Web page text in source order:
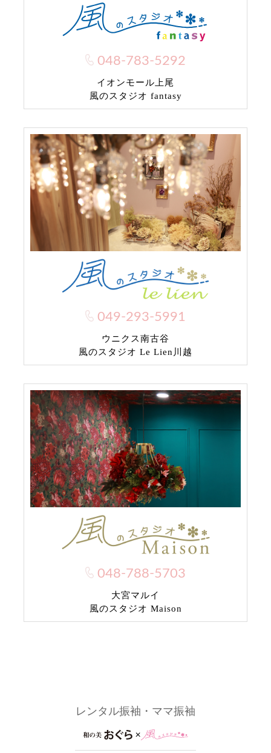
048-783-5292
イオンモール上尾
風のスタジオ fantasy
049-293-5991
ウニクス南古谷
風のスタジオ Le Lien川越
048-788-5703
大宮マルイ
風のスタジオ Maison
レンタル振袖・ママ振袖